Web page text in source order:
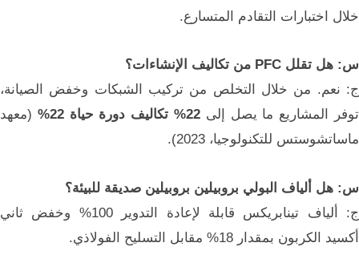
خلال اختبارات التقادم المتسارع.
س: هل تقلل PFC من تكاليف الإنشاءات؟
ج: نعم. من خلال التخلص من تركيب الشبكات وخفض الصيانة،
توفر المشاريع ما يصل إلى 22% تكاليف دورة حياة 22%
(معهد
ماساتشوستس للتكنولوجيا، 2023).
س: هل ألياف البولي بروبيلين بروبيلين صديقة للبيئة؟
ج: ألياف تينابريكس قابلة لإعادة التدوير 100% وخفض ثاني
أكسيد الكربون بمقدار 18% مقابل التسليح الفولاذي.